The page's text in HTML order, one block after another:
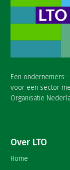
Een
voor een sector
Organisatie
Over LTO
Home